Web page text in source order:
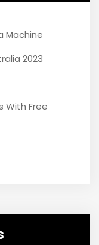
Machine
2023
With Free